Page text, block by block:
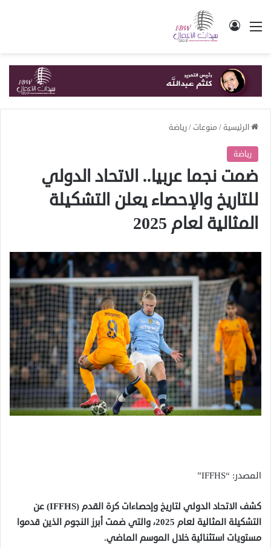
القائمة تسجيل الدخول
الرئيسية/ منوعات /رياضة
رياضة
ضمت نجما عربيا.. الاتحاد الدولي
للتاريخ والإحصاء يعلن التشكيلة
المثالية لعام 2025
المصدر: “IFFHS”
كشف الاتحاد الدولي لتاريخ وإحصاءات كرة القدم (IFFHS) عن
التشكيلة المثالية لعام 2025، والتي ضمت أبرز النجوم الذين قدموا
مستويات استثنائية خلال الموسم الماضي.